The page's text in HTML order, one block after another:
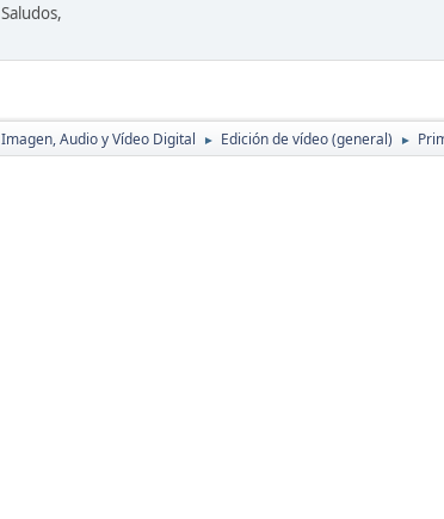
Saludos,
Imagen, Audio y Vídeo Digital ► Edición de vídeo (general) ►